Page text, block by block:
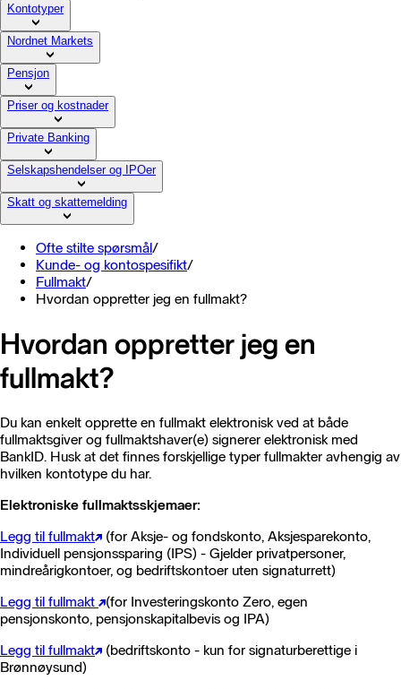
Kontotyper
Nordnet Markets
Pensjon
Priser og kostnader
Private Banking
Selskapshendelser og IPOer
Skatt og skattemelding
Ofte stilte spørsmål/
Kunde- og kontospesifikt/
Fullmakt/
Hvordan oppretter jeg en fullmakt?
Hvordan oppretter jeg en
fullmakt?
Du kan enkelt opprette en fullmakt elektronisk ved at både
fullmaktsgiver og fullmaktshaver(e) signerer elektronisk med
BankID. Husk at det finnes forskjellige typer fullmakter avhengig av
hvilken kontotype du har.
Elektroniske fullmaktsskjemaer:
Legg til fullmakt
(for Aksje- og fondskonto, Aksjesparekonto,
Individuell pensjonssparing (IPS) - Gjelder privatpersoner,
mindreårigkontoer, og bedriftskontoer uten signaturrett)
Legg til fullmakt
(for Investeringskonto Zero, egen
pensjonskonto, pensjonskapitalbevis og IPA)
Legg til fullmakt
(bedriftskonto - kun for signaturberettige i
Brønnøysund)